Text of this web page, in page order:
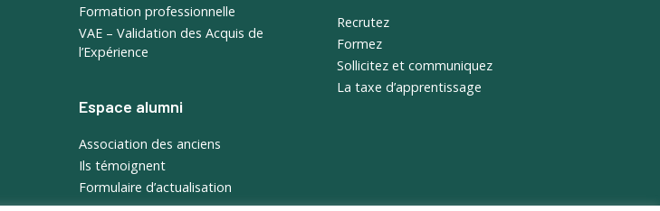
Formation professionnelle
VAE – Validation des Acquis de
l’Expérience
Espace alumni
Association des anciens
Ils témoignent
Formulaire d’actualisation
Recrutez
Formez
Sollicitez et communiquez
La taxe d’apprentissage